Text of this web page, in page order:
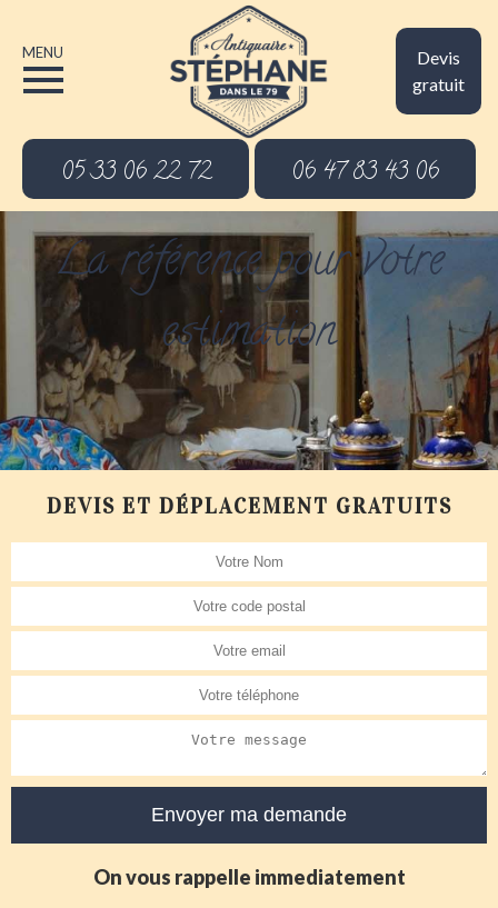
Devis
gratuit
MENU
05 33 06 22 72 06 47 83 43 06
La référence pour votre
estimation
DEVIS ET DÉPLACEMENT GRATUITS
On vous rappelle immediatement